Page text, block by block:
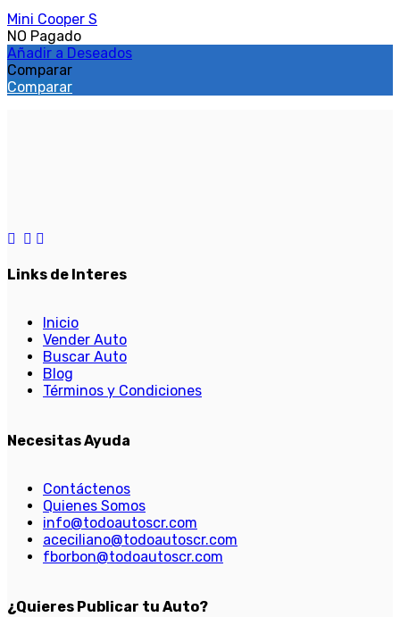
Mini Cooper S
NO Pagado
Añadir a Deseados
Comparar
Comparar
Links de Interes
Inicio
Vender Auto
Buscar Auto
Blog
Términos y Condiciones
Necesitas Ayuda
Contáctenos
Quienes Somos
info@todoautoscr.com
aceciliano@todoautoscr.com
fborbon@todoautoscr.com
¿Quieres Publicar tu Auto?